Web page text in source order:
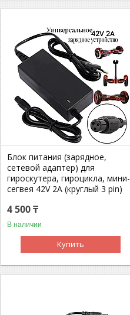
Блок питания (зарядное,
сетевой адаптер) для
гироскутера, гироцикла, мини-
сегвея 42V 2A (круглый 3 pin)
4 500 ₸
В наличии
Купить